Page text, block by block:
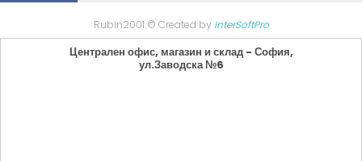
Rubin2001 © Created by InterSoftPro
Централен офис, магазин и склад - София,
ул.Заводска №6